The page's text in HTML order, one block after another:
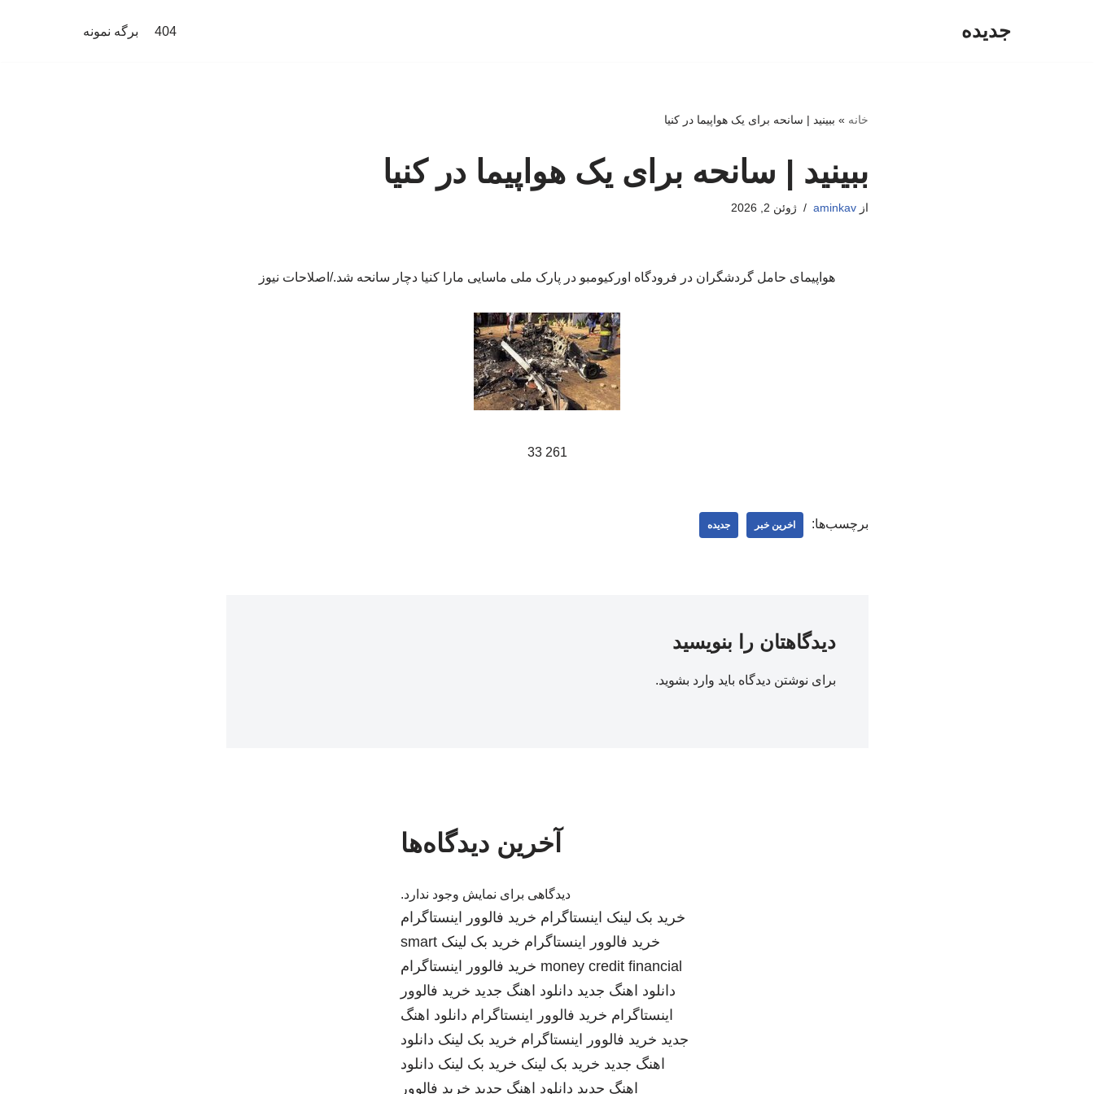
جدیده 404 برگه نمونه
خانه » ببینید | سانحه برای یک هواپیما در کنیا
ببینید | سانحه برای یک هواپیما در کنیا
ازaminkav ژوئن 2, 2026
هواپیمای حامل گردشگران در فرودگاه اورکیومبو در پارک ملی ماسایی مارا کنیا دچار سانحه شد./اصلاحات نیوز
261 33
برچسب‌ها: اخرین خبر جدیده
دیدگاهتان را بنویسید
برای نوشتن دیدگاه باید وارد بشوید.
آخرین دیدگاه‌ها
دیدگاهی برای نمایش وجود ندارد.
خرید بک لینک اینستاگرام خرید فالوور اینستاگرام
خرید فالوور اینستاگرام خرید بک لینک smart
money credit financial خرید فالوور اینستاگرام
دانلود اهنگ جدید دانلود اهنگ جدید خرید فالوور
اینستاگرام خرید فالوور اینستاگرام دانلود اهنگ
جدید خرید فالوور اینستاگرام خرید بک لینک دانلود
اهنگ جدید خرید بک لینک خرید بک لینک دانلود
اهنگ جدید دانلود اهنگ جدید خرید فالوور